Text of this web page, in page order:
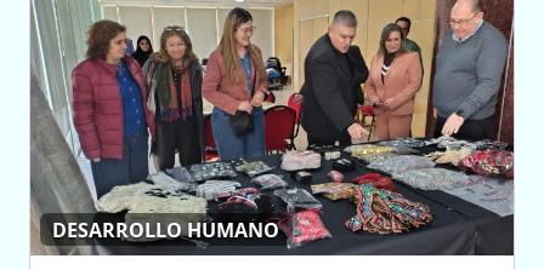
DESARROLLO HUMANO